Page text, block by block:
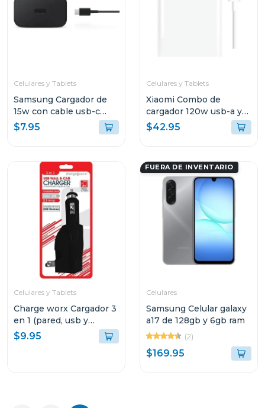
Celulares y Tablets
Samsung Cargador de
15w con cable usb-c
color negro ept1510
$7.95
Celulares y Tablets
Xiaomi Combo de
cargador 120w usb-a y
cable de carga usb-c
mdy13
$42.95
Celulares y Tablets
Charge worx Cargador 3
en 1 (pared, usb y
cargador de coche)
cx3025
$9.95
FUERA DE INVENTARIO
Celulares
Samsung Celular galaxy
a17 de 128gb y 6gb ram
(2)
$169.95